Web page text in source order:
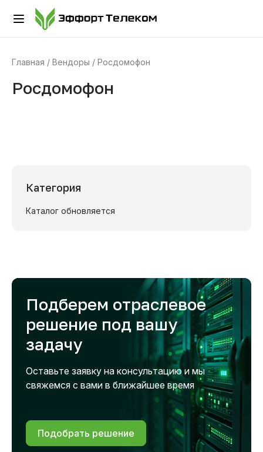
Главная Вендоры Росдомофон
Росдомофон
Категория
Каталог обновляется
Подберем отраслевое
решение под вашу
задачу
Оставьте заявку на консультацию и мы
свяжемся с вами в ближайшее время
Подобрать решение